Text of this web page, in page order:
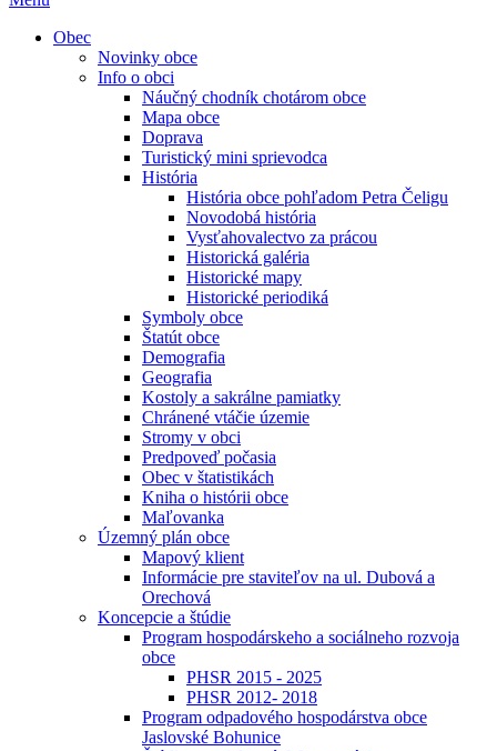
Obec
Novinky obce
Info o obci
Náučný chodník chotárom obce
Mapa obce
Doprava
Turistický mini sprievodca
História
História obce pohľadom Petra Čeligu
Novodobá história
Vysťahovalectvo za prácou
Historická galéria
Historické mapy
Historické periodiká
Symboly obce
Štatút obce
Demografia
Geografia
Kostoly a sakrálne pamiatky
Chránené vtáčie územie
Stromy v obci
Predpoveď počasia
Obec v štatistikách
Kniha o histórii obce
Maľovanka
Územný plán obce
Mapový klient
Informácie pre staviteľov na ul. Dubová a
Orechová
Koncepcie a štúdie
Program hospodárskeho a sociálneho rozvoja
obce
PHSR 2015 - 2025
PHSR 2012- 2018
Program odpadového hospodárstva obce
Jaslovské Bohunice